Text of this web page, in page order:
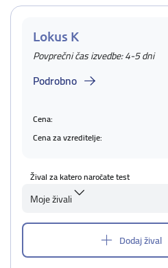
Lokus K
Povprečni čas izvedbe: 4-5 dni
Podrobno
Cena:
Cena za vzreditelje:
Žival za katero naročate test
Moje živali
Dodaj žival